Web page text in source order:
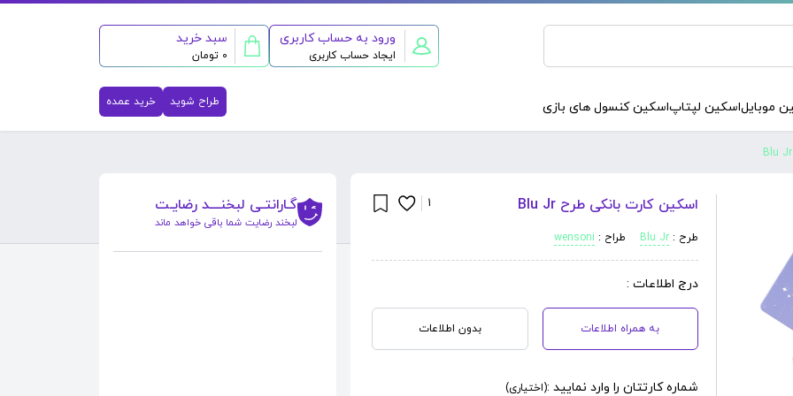
ورود به حساب کاربری
ایجاد حساب کاربری
سبد خرید
0 تومان
موبایلاسکین لپتاپاسکین کنسول های بازی طراح شوید خرید عمده
1 اسکین کارت بانکی طرح Blu Jr
طرح : Blu Jr طراح : wensoni
درج اطلاعات :
به همراه اطلاعات بدون اطلاعات
شماره کارتتان را وارد نمایید :(اختیاری)
گـارانتـی لبخنــــد رضایـت
لبخند رضایت شما باقی خواهد ماند